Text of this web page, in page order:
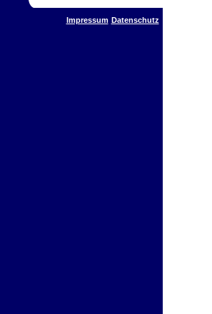
Impressum Datenschutz